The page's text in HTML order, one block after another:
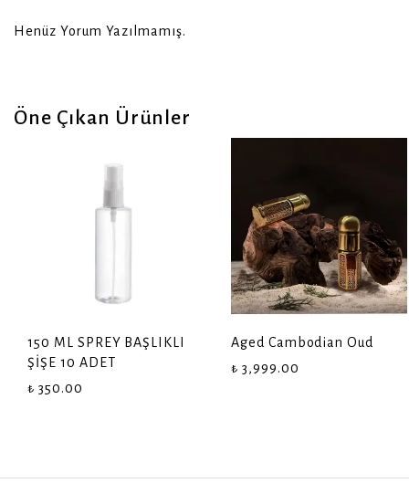
Henüz Yorum Yazılmamış.
Öne Çıkan Ürünler
150 ML SPREY BAŞLIKLI
ŞİŞE 10 ADET
₺ 350.00
Aged Cambodian Oud
₺ 3,999.00